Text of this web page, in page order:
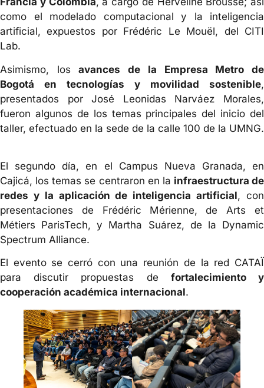
como el modelado computacional y la inteligencia
artificial, expuestos por Frédéric Le Mouël, del CITI
Lab.
Asimismo, losavances de la Empresa Metro de
Bogotá en tecnologías y movilidad sostenible,
presentados por José Leonidas Narváez Morales,
fueron algunos de los temas principales del inicio del
taller, efectuado en la sede de la calle 100 de la UMNG.
El segundo día, en el Campus Nueva Granada, en
Cajicá, los temas se centraron en la infraestructura de
redes y la aplicación de inteligencia artificial, con
presentaciones de Frédéric Mérienne, de Arts et
Métiers ParisTech, y Martha Suárez, de la Dynamic
Spectrum Alliance.
El evento se cerró con una reunión de la red CATAÏ
para discutir propuestas de fortalecimiento y
cooperación académica internacional.